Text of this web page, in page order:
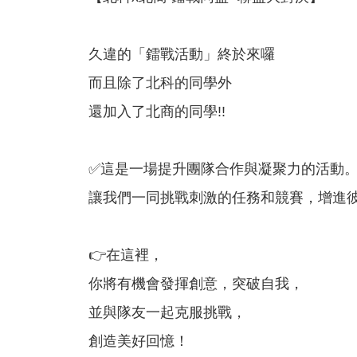
久違的「鐳戰活動」終於來囉
而且除了北科的同學外
還加入了北商的同學!!
✅這是一場提升團隊合作與凝聚力的活動。
讓我們一同挑戰刺激的任務和競賽，增進
👉在這裡，
你將有機會發揮創意，突破自我，
並與隊友一起克服挑戰，
創造美好回憶！